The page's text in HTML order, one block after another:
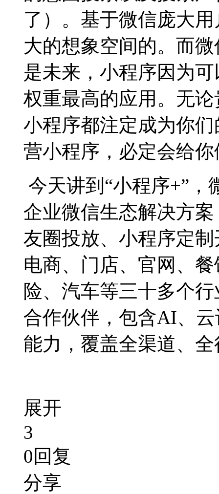
了）。基于微信庞大
大的想象空间的。而
是未来，小程序因为
权重最高的应用。无
小程序都注定成为你
营小程序，必定会给
今天讲到“小程序+”
企业微信生态解决方
友圈投放、小程序定
电商、门店、官网、
险、汽车等三十多个
合作伙伴，包含AI、云
能力，覆盖全渠道、
展开
3
0回复
分享